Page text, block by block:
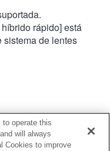
rápido] está
sistema de lentes
Copyright 2026 Sony Corporation
operate this
will always
Cookies to improve